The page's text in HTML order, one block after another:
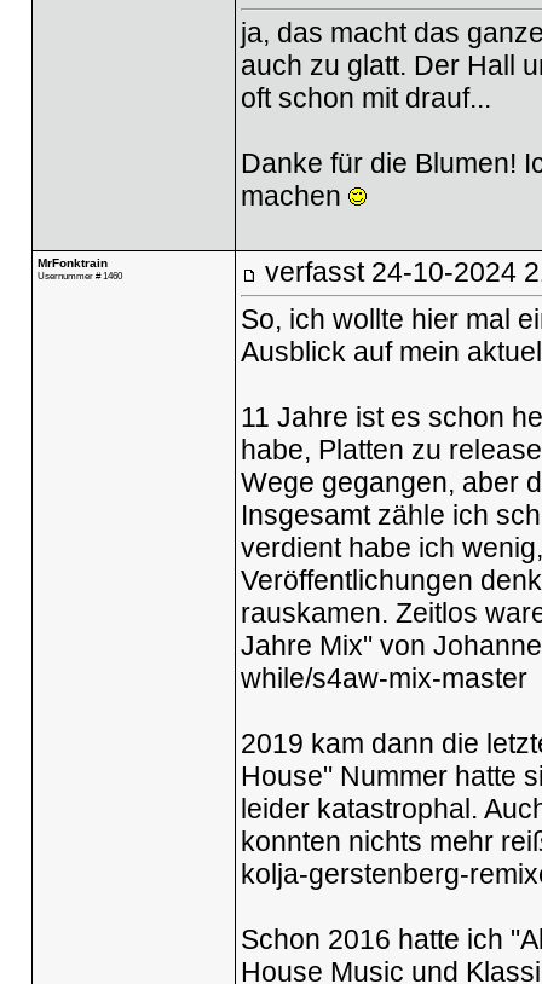
ja, das macht das
auch zu glatt. Der Hall
oft schon mit drauf...
Danke für die Blumen!
machen
MrFonktrain
Usernummer # 1460 verfasst 24-10-2024
So, ich wollte hier mal
Ausblick auf mein
11 Jahre ist es schon
habe, Platten zu
Wege gegangen, aber
Insgesamt zähle ich
verdient habe ich
Veröffentlichungen
rauskamen. Zeitlos
Jahre Mix" von
while/s4aw-mix-master
2019 kam dann die
House" Nummer hatte
leider katastrophal.
konnten nichts mehr
kolja-gerstenberg-
Schon 2016 hatte ich
House Music und